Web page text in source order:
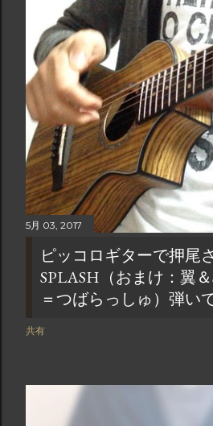
5月 03, 2017
ピッコロギターで押尾
SPLASH（おまけ：翼
＝つばらっしゅ）弾い
共有